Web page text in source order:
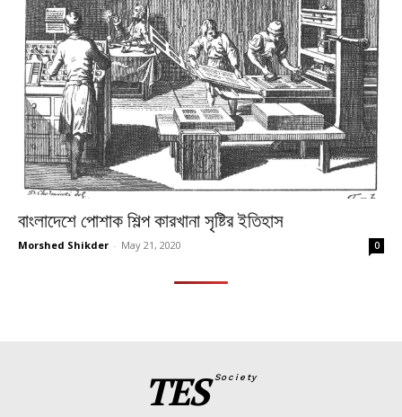
বাংলাদেশে পোশাক শিল্প কারখানা সৃষ্টির ইতিহাস
Morshed Shikder - May 21, 2020 0
TES Society